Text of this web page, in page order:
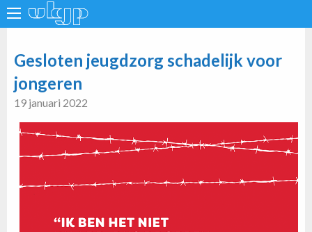
Gesloten jeugdzorg schadelijk voor
jongeren
19 januari 2022